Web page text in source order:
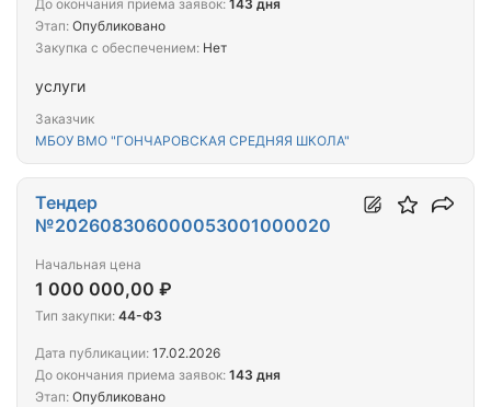
услуги
Заказчик
МБОУ ВМО "ГОНЧАРОВСКАЯ СРЕДНЯЯ ШКОЛА"
До окончания приема заявок: 143 дня
Этап: Опубликовано
Закупка с обеспечением: Нет
Тендер
№202608306000053001000020
Начальная цена
1 000 000,00 ₽
Тип закупки: 44-ФЗ
Дата публикации: 17.02.2026
До окончания приема заявок: 143 дня
Этап: Опубликовано